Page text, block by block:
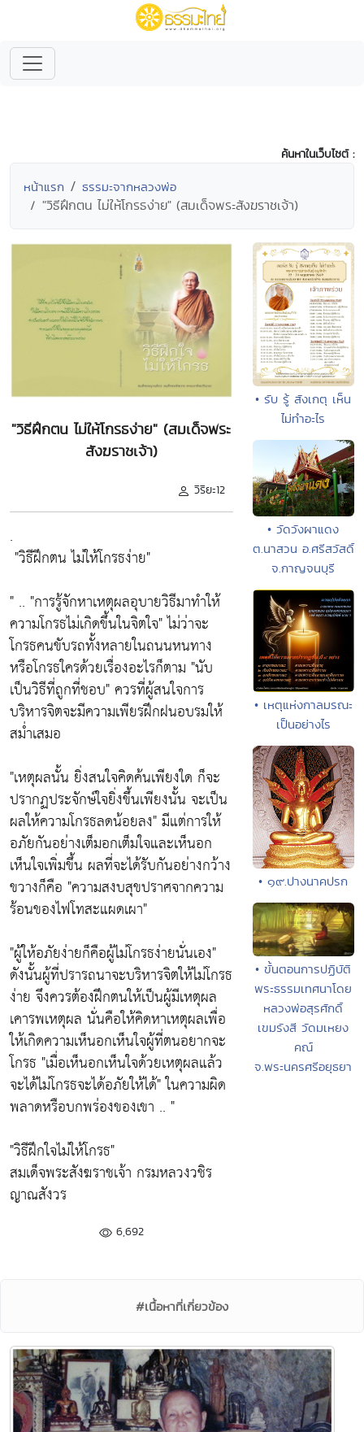
ค้นหาในเว็บไซต์ :
หน้าแรก ธรรมะจากหลวงพ่อ
"วิธีฝึกตน ไม่ให้โกรธง่าย" (สมเด็จพระสังฆราชเจ้า)
"วิธีฝึกตน ไม่ให้โกรธง่าย" (สมเด็จพระ
สังฆราชเจ้า)
วิริยะ12
.
"วิธีฝึกตน ไม่ให้โกรธง่าย"
" .. "การรู้จักหาเหตุผลอุบายวิธีมาทำให้
ความโกรธไม่เกิดขึ้นในจิตใจ"ไม่ว่าจะ
โกรธคนขับรถทั้งหลายในถนนหนทาง
หรือโกรธใครด้วยเรื่องอะไรก็ตาม "นับ
เป็นวิธีที่ถูกที่ชอบ"ควรที่ผู้สนใจการ
บริหารจิตจะมีความเพียรฝึกฝนอบรมให้
สม่ำเสมอ
"เหตุผลนั้น ยิ่งสนใจคิดค้นเพียงใด ก็จะ
ปรากฏประจักษ์ใจยิ่งขึ้นเพียงนั้น จะเป็น
ผลให้ความโกรธลดน้อยลง"มีแต่การให้
อภัยกันอย่างเต็มอกเต็มใจและเห็นอก
เห็นใจเพิ่มขึ้น ผลที่จะได้รับกันอย่างกว้าง
ขวางก็คือ "ความสงบสุขปราศจากความ
ร้อนของไฟโทสะแผดเผา"
"ผู้ให้อภัยง่ายก็คือผู้ไม่โกรธง่ายนั่นเอง"
ดังนั้นผู้ที่ปรารถนาจะบริหารจิตให้ไม่โกรธ
ง่าย จึงควรต้องฝึกตนให้เป็นผู้มีเหตุผล
เคารพเหตุผล นั่นคือให้คิดหาเหตุผลเพื่อ
ให้เกิดความเห็นอกเห็นใจผู้ที่ตนอยากจะ
โกรธ "เมื่อเห็นอกเห็นใจด้วยเหตุผลแล้ว
จะได้ไม่โกรธจะได้อภัยให้ได้"ในความผิด
พลาดหรือบกพร่องของเขา .. "
"วิธีฝึกใจไม่ให้โกรธ"
สมเด็จพระสังฆราชเจ้า กรมหลวงวชิร
ญาณสังวร
6,692
• รับ รู้ สังเกตุ เห็น
ไม่ทำอะไร
• วัดวังผาแดง
ต.นาสวน อ.ศรีสวัสดิ์
จ.กาญจนบุรี
• เหตุแห่งกาลมรณะ
เป็นอย่างไร
• ๑๙.ปางนาคปรก
• ขั้นตอนการปฏิบัติ
พระธรรมเทศนาโดย
หลวงพ่อสุรศักดิ์
เขมรังสี วัดมเหยง
คณ์
จ.พระนครศรีอยุธยา
#เนื้อหาที่เกี่ยวข้อง